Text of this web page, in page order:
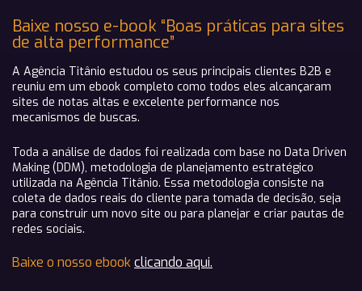
Baixe nosso e-book “Boas práticas para sites
de alta performance”
A Agência Titânio estudou os seus principais clientes B2B e
reuniu em um ebook completo como todos eles alcançaram
sites de notas altas e excelente performance nos
mecanismos de buscas.
Toda a análise de dados foi realizada com base no Data Driven
Making (DDM), metodologia de planejamento estratégico
utilizada na Agência Titânio. Essa metodologia consiste na
coleta de dados reais do cliente para tomada de decisão, seja
para construir um novo site ou para planejar e criar pautas de
redes sociais.
Baixe o nosso ebookclicando aqui.